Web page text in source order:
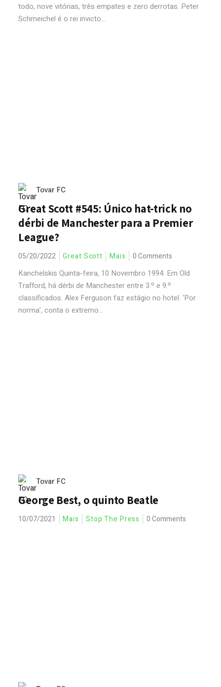
todo, nove vitórias, três empates e zero derrotas. Peter
Schmeichel é o rei invicto...
Tovar FC
Great Scott #545: Único hat-trick no
dérbi de Manchester para a Premier
League?
05/20/2022 Great Scott Mais 0 Comments
Kanchelskis Quinta-feira, 10 Novembro 1994. Em Old
Trafford, há dérbi de Manchester entre 3.º e 9.º
classificados. Alex Ferguson faz estágio no hotel. ‘Por
norma’, conta o extremo...
Tovar FC
George Best, o quinto Beatle
10/07/2021 Mais Stop The Press 0 Comments